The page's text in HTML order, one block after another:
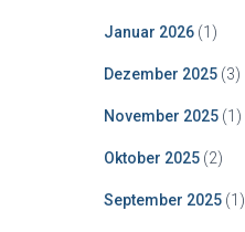
Januar 2026(1)
Dezember 2025(3)
November 2025(1)
Oktober 2025(2)
September 2025(1)